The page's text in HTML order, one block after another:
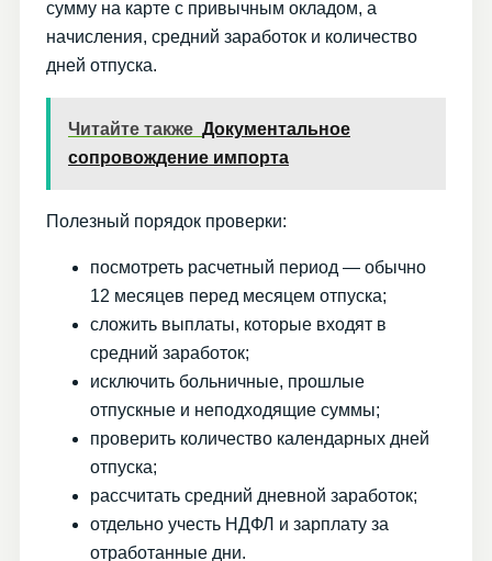
сумму на карте с привычным окладом, а
начисления, средний заработок и количество
дней отпуска.
Читайте также Документальное
сопровождение импорта
Полезный порядок проверки:
посмотреть расчетный период — обычно
12 месяцев перед месяцем отпуска;
сложить выплаты, которые входят в
средний заработок;
исключить больничные, прошлые
отпускные и неподходящие суммы;
проверить количество календарных дней
отпуска;
рассчитать средний дневной заработок;
отдельно учесть НДФЛ и зарплату за
отработанные дни.